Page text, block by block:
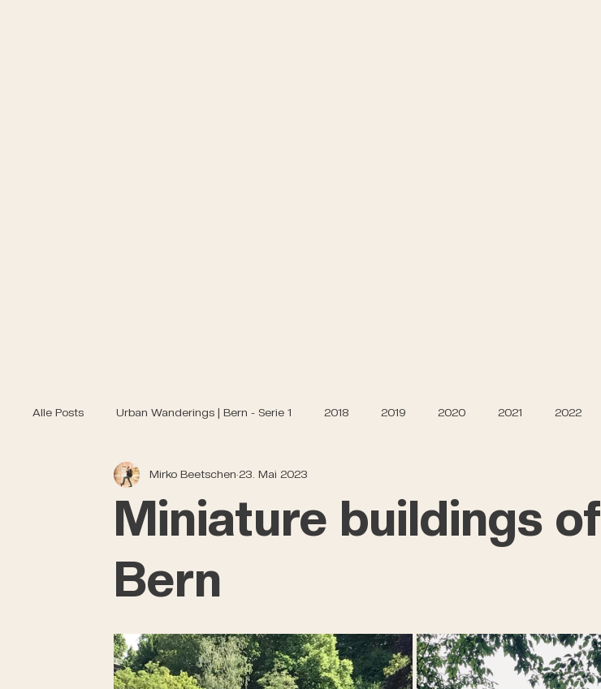
Alle Posts Urban Wanderings | Bern - Serie 1 2018 2019 2020 2021 2022
Miniature buildings of
Bern
Mirko Beetschen 23. Mai 2023